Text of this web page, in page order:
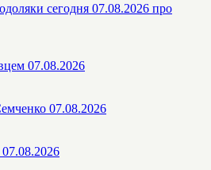
сегодня 07.08.2026 про
07.08.2026
07.08.2026